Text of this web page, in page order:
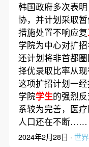
韩国政府多次表
协，并计划采取
措施处置不响应复
学院为中心对扩
还计划将非首都
择优录取比率从现
这项扩招计划一
学院学生的强烈
系较为完善，医
人口还在不断……
2024年2月28日 · 世